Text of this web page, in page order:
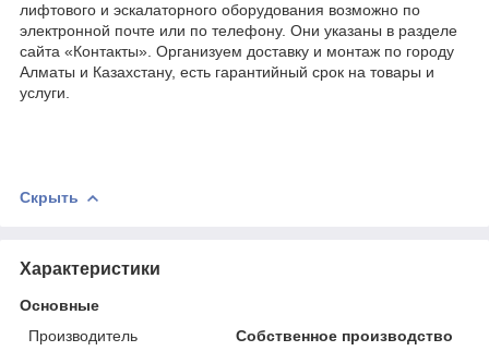
лифтового и эскалаторного оборудования возможно по
электронной почте или по телефону. Они указаны в разделе
сайта «Контакты». Организуем доставку и монтаж по городу
Алматы и Казахстану, есть гарантийный срок на товары и
услуги.
Скрыть
Характеристики
Основные
Производитель
Собственное производство